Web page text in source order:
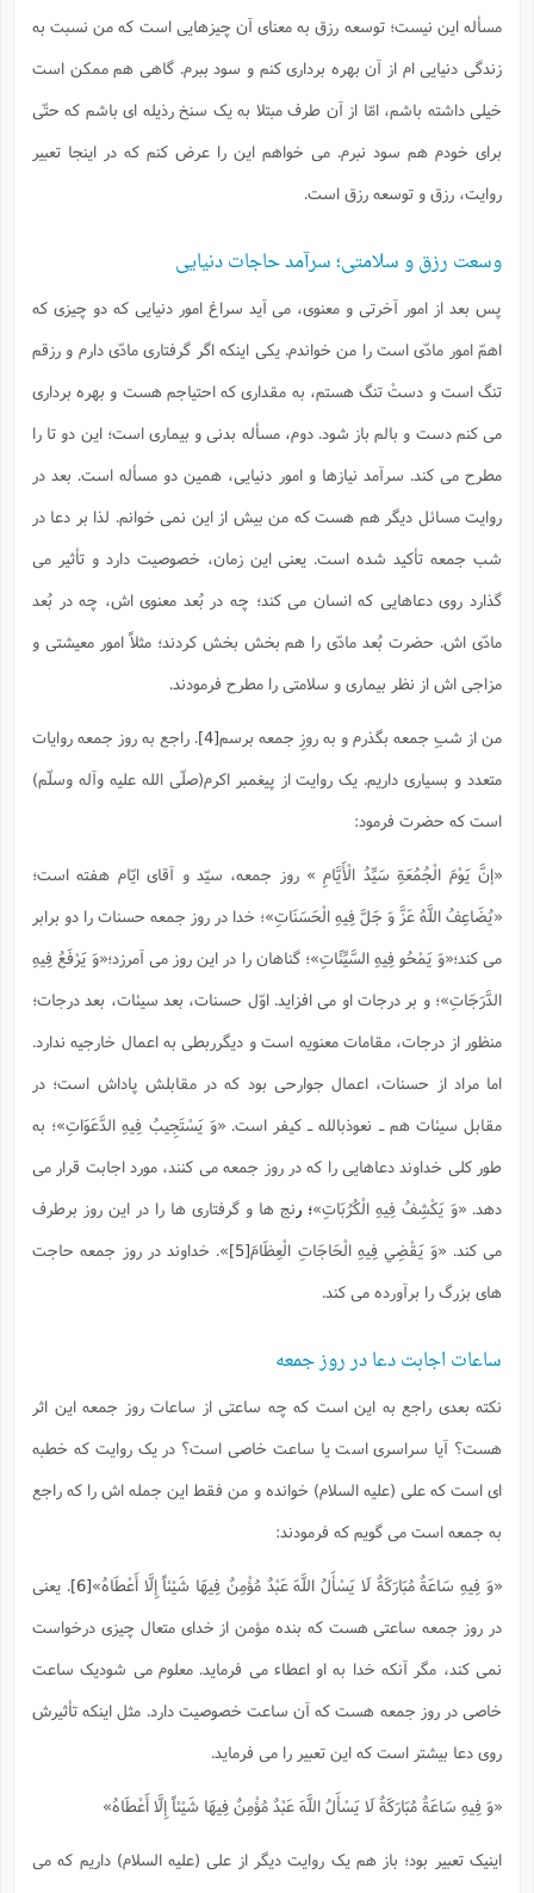
مسأله این نیست؛ توسعه رزق به معنای آن چیزهایی است که من نسبت به
زندگی دنیایی ام از آن بهره برداری کنم و سود ببرم. گاهی هم ممکن است
خیلی داشته باشم، امّا از آن طرف مبتلا به یک سنخ رذیله ای باشم که حتّی
برای خودم هم سود نبرم. می خواهم این را عرض کنم که در اینجا تعبیر
روایت، رزق و توسعه رزق است.
وسعت رزق و سلامتی؛ سرآمد حاجات دنیایی
پس بعد از امور آخرتی و معنوی، می آید سراغ امور دنیایی که دو چیزی که
اهمّ امور مادّی است را من خواندم. یکی اینکه اگر گرفتاری مادّی دارم و رزقم
تنگ است و دستْ تنگ هستم، به مقداری که احتیاجم هست و بهره برداری
می کنم دست و بالم باز شود. دوم، مسأله بدنی و بیماری است؛ این دو تا را
مطرح می کند. سرآمد نیازها و امور دنیایی، همین دو مسأله است. بعد در
روایت مسائل دیگر هم هست که من بیش از این نمی خوانم. لذا بر دعا در
شب جمعه تأکید شده است. یعنی این زمان، خصوصیت دارد و تأثیر می
گذارد روی دعاهایی که انسان می کند؛ چه در بُعد معنوی اش، چه در بُعد
مادّی اش. حضرت بُعد مادّی را هم بخش بخش کردند؛ مثلاً امور معیشتی و
مزاجی اش از نظر بیماری و سلامتی را مطرح فرمودند.
من از شبِ جمعه بگذرم و به روزِ جمعه برسم[4]
. راجع به روز جمعه روایات
متعدد و بسیاری داریم. یک روایت از پیغمبر اکرم(صلّی الله علیه وآله وسلّم)
است که حضرت فرمود:
«إنَّ يَوْمَ الْجُمُعَةِ سَيِّدُ الْأَيَّامِ » روز جمعه، سیّد و آقای ایّام هفته است؛
«يُضَاعِفُ اللَّهُ عَزَّ وَ جَلَّ فِيهِ الْحَسَنَاتِ»؛ خدا در روز جمعه حسنات را دو برابر
می کند؛«وَ يَمْحُو فِيهِ السَّيِّئَاتِ»؛ گناهان را در این روز می آمرزد؛«وَ يَرْفَعُ فِيهِ
الدَّرَجَاتِ»؛ و بر درجات او می افزاید. اوّل حسنات، بعد سیئات، بعد درجات؛
منظور از درجات، مقامات معنویه است و دیگرربطی به اعمال خارجیه ندارد.
اما مراد از حسنات، اعمال جوارحی بود که در مقابلش پاداش است؛ در
مقابل سیئات هم ـ نعوذبالله ـ کیفر است. «وَ يَسْتَجِيبُ فِيهِ الدَّعَوَاتِ»؛ به
طور کلی خداوند دعاهایی را که در روز جمعه می کنند، مورد اجابت قرار می
دهد. «وَ يَكْشِفُ فِيهِ الْكُرُبَاتِ»؛ ر نج ها و گرفتاری ها را در این روز برطرف
می کند. «وَ يَقْضِي فِيهِ الْحَاجَاتِ الْعِظَامَ[5]
». خداوند در روز جمعه حاجت
های بزرگ را برآورده می کند.
ساعات اجابت دعا در روز جمعه
نکته بعدی راجع به این است که چه ساعتی از ساعات روز جمعه این اثر
هست؟ آیا سراسری است یا ساعت خاصی است؟ در یک روایت که خطبه
ای است که علی (علیه السلام) خوانده و من فقط این جمله اش را که راجع
به جمعه است می گویم که فرمودند:
«وَ فِيهِ سَاعَةٌ مُبَارَكَةٌ لَا يَسْأَلُ اللَّهَ عَبْدٌ مُؤْمِنٌ فِيهَا شَيْئاً إِلَّا أَعْطَاهُ»[6]
. یعنی
در روز جمعه ساعتی هست که بنده مؤمن از خدای متعال چیزی درخواست
نمی کند، مگر آنکه خدا به او اعطاء می فرماید. معلوم می شودیک ساعت
خاصی در روز جمعه هست که آن ساعت خصوصیت دارد. مثل اینکه تأثیرش
روی دعا بیشتر است که این تعبیر را می فرماید.
«وَ فِيهِ سَاعَةٌ مُبَارَكَةٌ لَا يَسْأَلُ اللَّهَ عَبْدٌ مُؤْمِنٌ فِيهَا شَيْئاً إِلَّا أَعْطَاهُ»
اینیک تعبیر بود؛ باز هم یک روایت دیگر از علی (علیه السلام) داریم که می